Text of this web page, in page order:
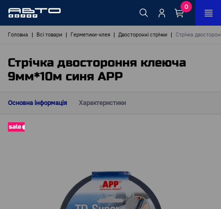
0
Головна Всі товари Герметики-клея Двосторонні стрічки Стрічка
Стрічка двостороння клеюча
9мм*10м синя APP
Основна інформація Характеристики
sale